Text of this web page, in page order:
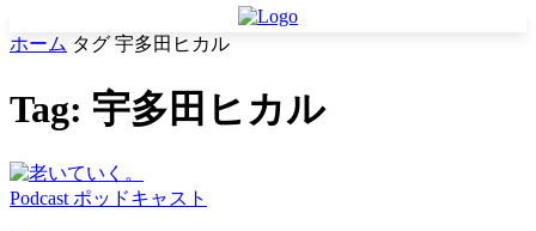
ホーム タグ 宇多田ヒカル
Tag: 宇多田ヒカル
Podcast ポッドキャスト